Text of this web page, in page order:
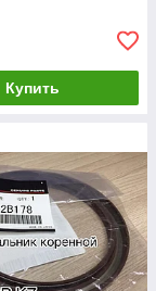
Купить